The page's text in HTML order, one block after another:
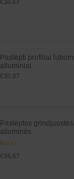
€ 38.67
Paslėpti profiliai
aliuminiai
€ 30.07
Paslėptos
aliuminės
rti
€ 38.67